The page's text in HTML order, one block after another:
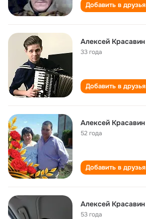
Добавить в друзья
Алексей Красавин
33 года
Добавить в друзья
Алексей Красавин
52 года
Добавить в друзья
Алексей Красавин
53 года